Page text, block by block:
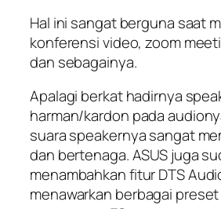
Hal ini sangat berguna saat
konferensi video, zoom
dan sebagainya.
Apalagi berkat hadirnya
harman/kardon pada
suara speakernya sangat
dan bertenaga. ASUS juga
menambahkan fitur DTS
menawarkan berbagai